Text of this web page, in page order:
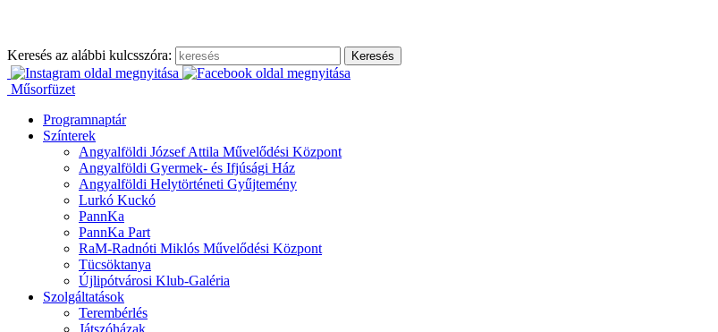
tartalomhoz
Keresés az alábbi kulcsszóra:
Műsorfüzet
Programnaptár
Színterek
Angyalföldi József Attila Művelődési Központ
Angyalföldi Gyermek- és Ifjúsági Ház
Angyalföldi Helytörténeti Gyűjtemény
Lurkó Kuckó
PannKa
PannKa Part
RaM-Radnóti Miklós Művelődési Központ
Tücsöktanya
Újlipótvárosi Klub-Galéria
Szolgáltatások
Terembérlés
Játszóházak